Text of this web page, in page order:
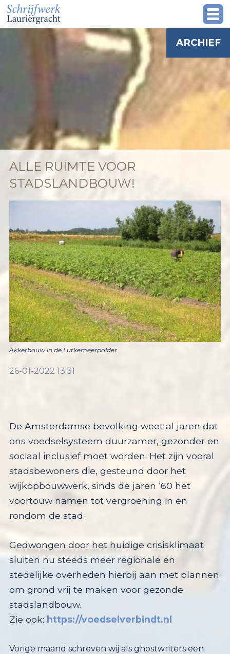
ARCHIEF
ALLE RUIMTE VOOR
STADSLANDBOUW!
Akkerbouw in de Lutkemeerpolder
26-01-2022 13:31
De Amsterdamse bevolking weet al jaren dat
ons voedselsysteem duurzamer, gezonder en
sociaal inclusief moet worden. Het zijn vooral
stadsbewoners die, gesteund door het
wijkopbouwwerk, sinds de jaren ‘60 het
voortouw namen tot vergroening in en
rondom de stad.
Gedwongen doorhet huidige crisisklimaat
sluiten nu steeds meer regionale en
stedelijke overheden hierbij aan met plannen
om grond vrij te maken voor gezonde
stadslandbouw.
Zie ook: https://voedselverbindt.nl
Vorige maand schreven wij als ghostwriters een
opiniestuk over de achtergronden van de Groene
Revolutie die nu gaande is. We lieten het stuk
ondertekenen door een rij klinkende namen en
Het Parool plaatste het, maar liefst twee keer (1x
digitaal). Onder de pijl onderaan op deze pagina